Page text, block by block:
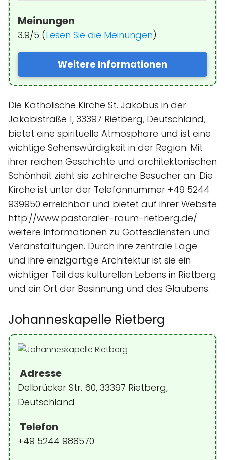
Meinungen
3.9/5 (Lesen Sie die Meinungen)
Weitere Informationen
Die Katholische Kirche St. Jakobus in der
Jakobistraße 1, 33397 Rietberg, Deutschland,
bietet eine spirituelle Atmosphäre und ist eine
wichtige Sehenswürdigkeit in der Region. Mit
ihrer reichen Geschichte und architektonischen
Schönheit zieht sie zahlreiche Besucher an. Die
Kirche ist unter der Telefonnummer +49 5244
939950 erreichbar und bietet auf ihrer Website
http://www.pastoraler-raum-rietberg.de/
weitere Informationen zu Gottesdiensten und
Veranstaltungen. Durch ihre zentrale Lage
und ihre einzigartige Architektur ist sie ein
wichtiger Teil des kulturellen Lebens in Rietberg
und ein Ort der Besinnung und des Glaubens.
Johanneskapelle Rietberg
Adresse
Delbrücker Str. 60, 33397 Rietberg,
Deutschland
Telefon
+49 5244 988570